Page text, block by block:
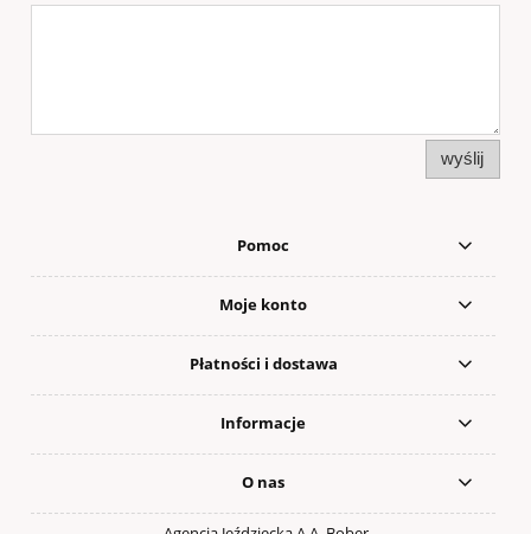
wyślij
Pomoc
Moje konto
Płatności i dostawa
Informacje
O nas